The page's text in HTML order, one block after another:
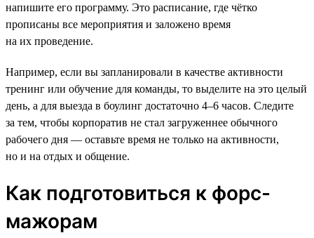
напишите его программу. Это расписание, где чётко
прописаны все мероприятия и заложено время
на их проведение.
Например, если вы запланировали в качестве активности
тренинг или обучение для команды, то выделите на это целый
день, а для выезда в боулинг достаточно 4–6 часов. Следите
за тем, чтобы корпоратив не стал загруженнее обычного
рабочего дня — оставьте время не только на активности,
но и на отдых и общение.
Как подготовиться к форс-
мажорам